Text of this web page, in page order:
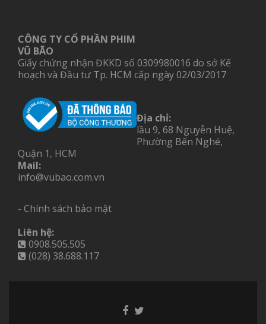
CÔNG TY CỔ PHẦN PHIM
VŨ BÃO
Giấy chứng nhận ĐKKD số 0309980016 do sở Kế
hoạch và Đầu tư Tp. HCM cấp ngày 02/03/2017
Địa chỉ:
lầu 9, 68 Nguyễn Huệ,
Phường Bến Nghé,
Quận 1, HCM
Mail:
info@vubao.com.vn
- Chính sách bảo mật
Liên hệ:
0908.505.505
(028) 38.688.117
Facebook
Twitter